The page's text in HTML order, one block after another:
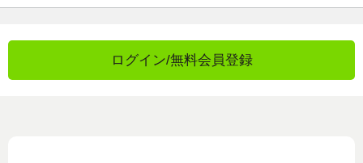
ログイン/無料会員登録